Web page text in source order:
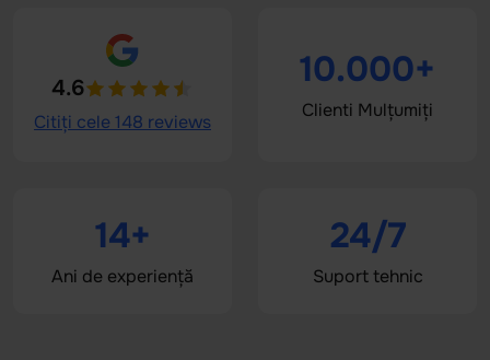
4.6
Citiți cele 148 reviews
10.000+
Clienti Mulțumiți
14+
Ani de experiență
24/7
Suport tehnic